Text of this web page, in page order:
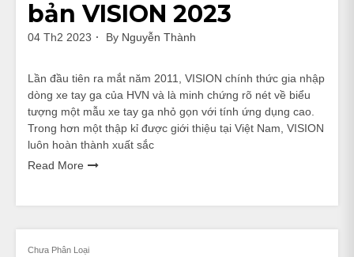
bản VISION 2023
04 Th2 2023 By Nguyễn Thành
Lần đầu tiên ra mắt năm 2011, VISION chính thức gia nhập
dòng xe tay ga của HVN và là minh chứng rõ nét về biểu
tượng một mẫu xe tay ga nhỏ gọn với tính ứng dụng cao.
Trong hơn một thập kỉ được giới thiệu tại Việt Nam, VISION
luôn hoàn thành xuất sắc
Read More
Chưa Phân Loại